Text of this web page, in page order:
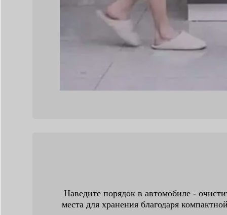
Наведите порядок в автомобиле -
места для хранения благодаря